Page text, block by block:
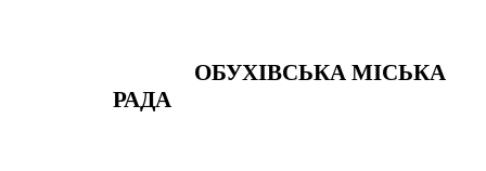
ОБУХІВСЬКА МІСЬКА
РАДА